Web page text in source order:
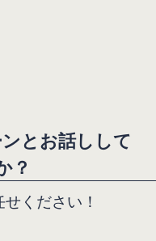
ンとお話し して
？
せ く ださい ！